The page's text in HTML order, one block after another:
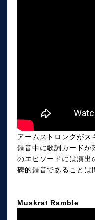
アームストロングがス
録音中に歌詞カードが
のエピソードには演出
碑的録音であることは
Muskrat Ramble